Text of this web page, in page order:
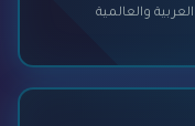
والعالمية